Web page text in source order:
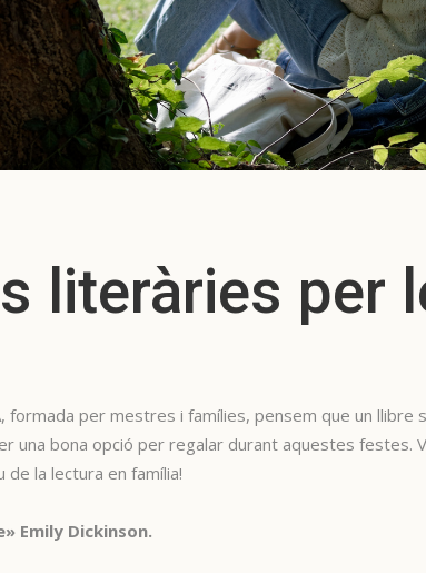
literàries per
formada per mestres i famílies, pensem que un
una bona opció per regalar durant aquestes festes.
la lectura en família!
Emily Dickinson.